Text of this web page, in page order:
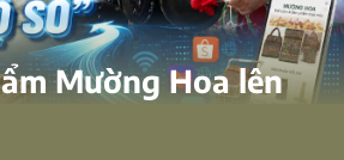
Mường Hoa lên